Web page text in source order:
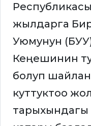
жылдарга
Уюмунун
Кеңешинин
болуп
куттуктоо
тарыхындагы